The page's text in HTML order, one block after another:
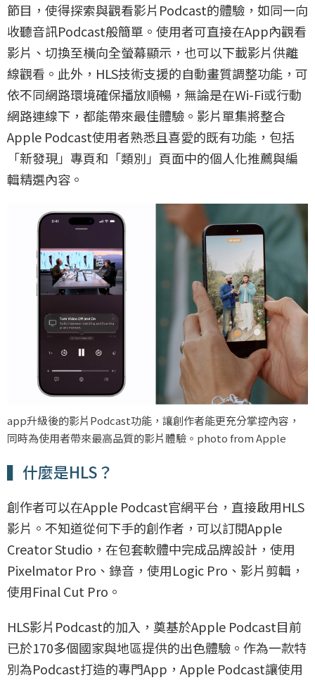
節目，使得探索與觀看影片Podcast的體驗，如同一向
收聽音訊Podcast般簡單。使用者可直接在App內觀看
影片、切換至橫向全螢幕顯示，也可以下載影片供離
線觀看。此外，HLS技術支援的自動畫質調整功能，可
依不同網路環境確保播放順暢，無論是在Wi-Fi或行動
網路連線下，都能帶來最佳體驗。影片單集將整合
Apple Podcast使用者熟悉且喜愛的既有功能，包括
「新發現」專頁和「類別」頁面中的個人化推薦與編
輯精選內容。
app升級後的影片Podcast功能，讓創作者能更充分掌控內容，
同時為使用者帶來最高品質的影片體驗。photo from Apple
▍什麼是HLS？
創作者可以在Apple Podcast官網平台，直接啟用HLS
影片。不知道從何下手的創作者，可以訂閱Apple
Creator Studio，在包套軟體中完成品牌設計，使用
Pixelmator Pro、錄音，使用Logic Pro、影片剪輯，
使用Final Cut Pro。
HLS影片Podcast的加入，奠基於Apple Podcast目前
已於170多個國家與地區提供的出色體驗。作為一款特
別為Podcast打造的專門App，Apple Podcast讓使用